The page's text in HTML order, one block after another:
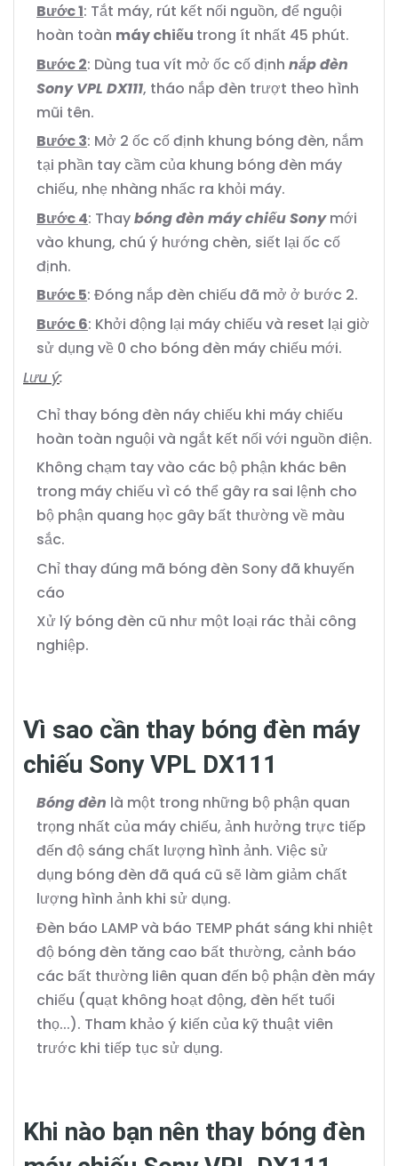
Bước 1: Tắt máy, rút kết nối nguồn, để nguội
hoàn toàn máy chiếu trong ít nhất 45 phút.
Bước 2: Dùng tua vít mở ốc cố định nắp đèn
Sony VPL DX111, tháo nắp đèn trượt theo hình
mũi tên.
Bước 3: Mở 2 ốc cố định khung bóng đèn, nắm
tại phần tay cầm của khung bóng đèn máy
chiếu, nhẹ nhàng nhấc ra khỏi máy.
Bước 4: Thaybóng đèn máy chiếu Sonymới
vào khung, chú ý hướng chèn, siết lại ốc cố
định.
Bước 5: Đóng nắp đèn chiếu đã mở ở bước 2.
Bước 6: Khởi động lại máy chiếu và reset lại giờ
sử dụng về 0 cho bóng đèn máy chiếu mới.
Lưu ý:
Chỉ thay bóng đèn náy chiếu khi máy chiếu
hoàn toàn nguội và ngắt kết nối với nguồn điện.
Không chạm tay vào các bộ phận khác bên
trong máy chiếu vì có thể gây ra sai lệnh cho
bộ phận quang học gây bất thường về màu
sắc.
Chỉ thay đúng mã bóng đèn Sony đã khuyến
cáo
Xử lý bóng đèn cũ như một loại rác thải công
nghiệp.
Vì sao cần thay bóng đèn máy
chiếu Sony VPL DX111
Bóng đèn là một trong những bộ phận quan
trọng nhất của máy chiếu, ảnh hưởng trực tiếp
đến độ sáng chất lượng hình ảnh. Việc sử
dụng bóng đèn đã quá cũ sẽ làm giảm chất
lượng hình ảnh khi sử dụng.
Đèn báo LAMP và báo TEMP phát sáng khi nhiệt
độ bóng đèn tăng cao bất thường, cảnh báo
các bất thường liên quan đến bộ phận đèn máy
chiếu (quạt không hoạt động, đèn hết tuổi
thọ...). Tham khảo ý kiến của kỹ thuật viên
trước khi tiếp tục sử dụng.
Khi nào bạn nên thay bóng đèn